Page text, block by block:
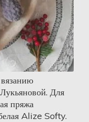
Для
пряжа
Alize Softy.